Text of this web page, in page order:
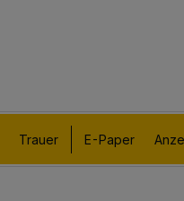
Trauer E-Paper